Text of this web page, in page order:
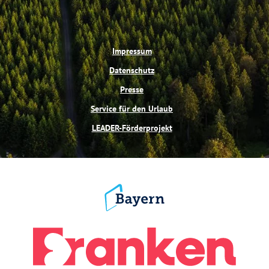
Impressum
Datenschutz
Presse
Service für den Urlaub
LEADER-Förderprojekt